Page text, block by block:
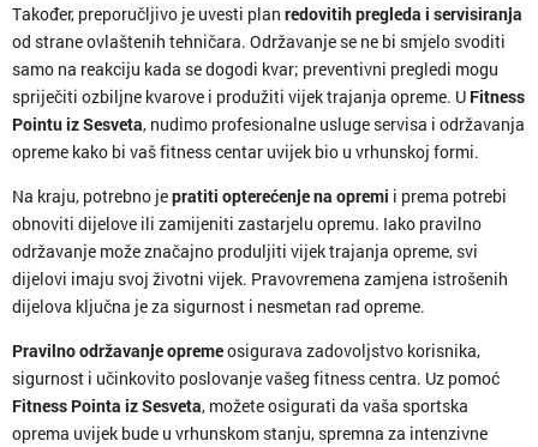
Također, preporučljivo je uvesti plan redovitih pregleda i servisiranja
od strane ovlaštenih tehničara. Održavanje se ne bi smjelo svoditi
samo na reakciju kada se dogodi kvar; preventivni pregledi mogu
spriječiti ozbiljne kvarove i produžiti vijek trajanja opreme. U Fitness
Pointu iz Sesveta, nudimo profesionalne usluge servisa i održavanja
opreme kako bi vaš fitness centar uvijek bio u vrhunskoj formi.
Na kraju, potrebno jepratiti opterećenje na opremi i prema potrebi
obnoviti dijelove ili zamijeniti zastarjelu opremu. Iako pravilno
održavanje može značajno produljiti vijek trajanja opreme, svi
dijelovi imaju svoj životni vijek. Pravovremena zamjena istrošenih
dijelova ključna je za sigurnost i nesmetan rad opreme.
Pravilno održavanje opremeosigurava zadovoljstvo korisnika,
sigurnost i učinkovito poslovanje vašeg fitness centra. Uz pomoć
Fitness Pointa iz Sesveta, možete osigurati da vaša sportska
oprema uvijek bude u vrhunskom stanju, spremna za intenzivne